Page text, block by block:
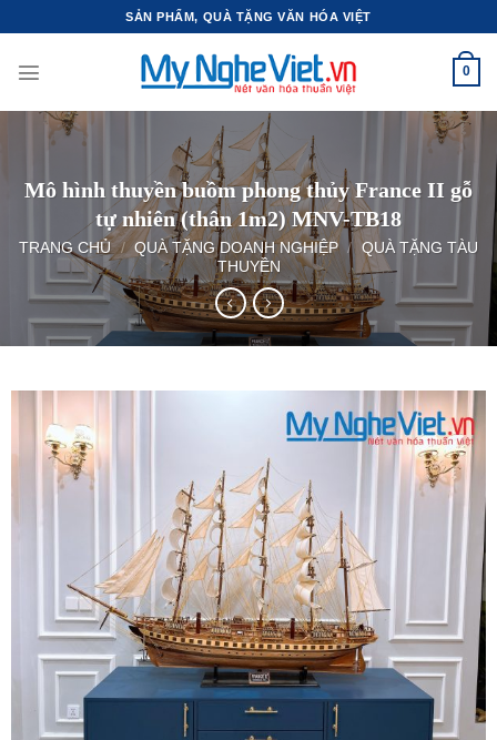
qua
nội
SẢN PHẨM, QUÀ TẶNG VĂN HÓA VIỆT
0
Mô hình thuyền buồm phong thủy France II gỗ
tự nhiên (thân 1m2) MNV-TB18
TRANG CHỦ / QUÀ TẶNG DOANH NGHIỆP / QUÀ TẶNG TÀU
THUYỀN